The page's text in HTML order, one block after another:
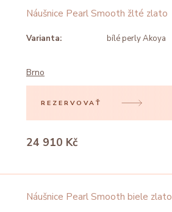
Náušnice Pearl Smooth žlté zlato
Varianta: bílé perly Akoya
Brno
REZERVOVAŤ
24 910 Kč
Náušnice Pearl Smooth biele zlato